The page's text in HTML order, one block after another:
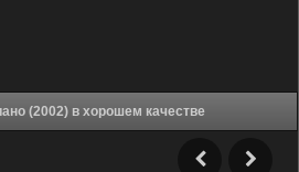
Аниме Фортепиано (2002) в хорошем качестве